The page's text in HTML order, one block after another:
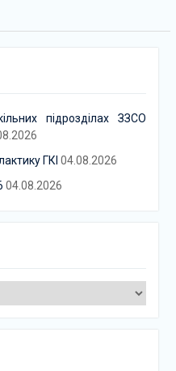
підрозділах ЗЗСО
ГКІ 04.08.2026
04.08.2026